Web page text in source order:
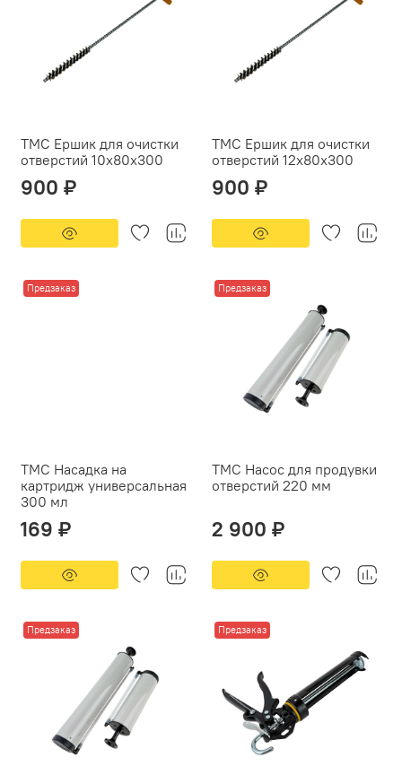
ТМС Ершик для очистки
отверстий 10х80х300
900 ₽
ТМС Ершик для очистки
отверстий 12х80х300
900 ₽
Предзаказ
ТМС Насадка на
картридж универсальная
300 мл
169 ₽
Предзаказ
ТМС Насос для продувки
отверстий 220 мм
2 900 ₽
Предзаказ Предзаказ